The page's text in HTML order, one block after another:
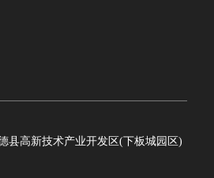
县高新技术产业开发区(下板城园区)